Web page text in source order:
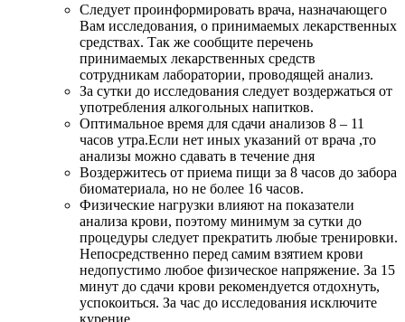
Следует проинформировать врача, назначающего
Вам исследования, о принимаемых лекарственных
средствах. Так же сообщите перечень
принимаемых лекарственных средств
сотрудникам лаборатории, проводящей анализ.
За сутки до исследования следует воздержаться от
употребления алкогольных напитков.
Оптимальное время для сдачи анализов 8 – 11
часов утра.Если нет иных указаний от врача ,то
анализы можно сдавать в течение дня
Воздержитесь от приема пищи за 8 часов до забора
биоматериала, но не более 16 часов.
Физические нагрузки влияют на показатели
анализа крови, поэтому минимум за сутки до
процедуры следует прекратить любые тренировки.
Непосредственно перед самим взятием крови
недопустимо любое физическое напряжение. За 15
минут до сдачи крови рекомендуется отдохнуть,
успокоиться. За час до исследования исключите
курение.